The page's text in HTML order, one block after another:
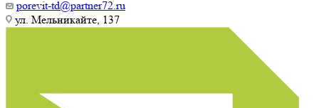
porevit-td@partner72.ru
ул. Мельникайте, 137